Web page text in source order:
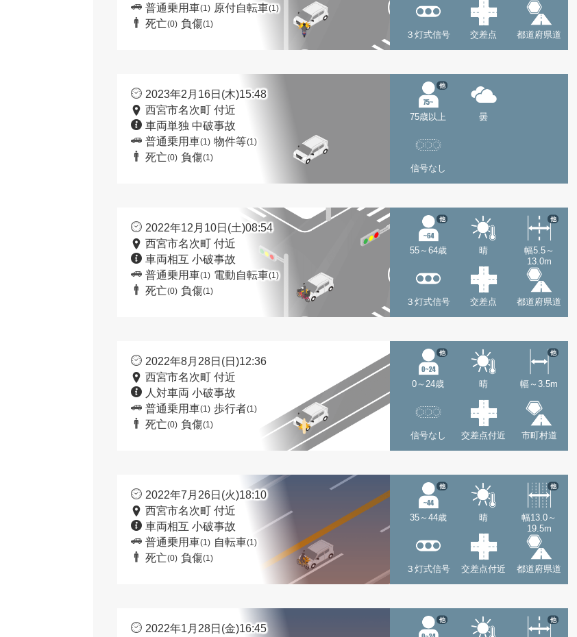
普通乗用車(1) 原付自転車(1)
死亡(0) 負傷(1)
３灯式信号 交差点 都道府県道
2023年2月16日(木)15:48
西宮市名次町 付近
車両単独 中破事故
普通乗用車(1) 物件等(1)
死亡(0) 負傷(1)
75歳以上
他
曇
信号なし
2022年12月10日(土)08:54
西宮市名次町 付近
車両相互 小破事故
普通乗用車(1) 電動自転車(1)
死亡(0) 負傷(1)
55～64歳
他
晴
幅5.5～
13.0m
他
３灯式信号 交差点 都道府県道
2022年8月28日(日)12:36
西宮市名次町 付近
人対車両 小破事故
普通乗用車(1) 歩行者(1)
死亡(0) 負傷(1)
0～24歳
他
晴 幅～3.5m
他
信号なし 交差点付近 市町村道
2022年7月26日(火)18:10
西宮市名次町 付近
車両相互 小破事故
普通乗用車(1) 自転車(1)
死亡(0) 負傷(1)
35～44歳
他
晴
幅13.0～
19.5m
他
３灯式信号 交差点付近 都道府県道
2022年1月28日(金)16:45
他 他